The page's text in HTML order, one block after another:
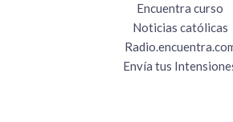
Encuentra curso
Noticias católicas
Envía tus